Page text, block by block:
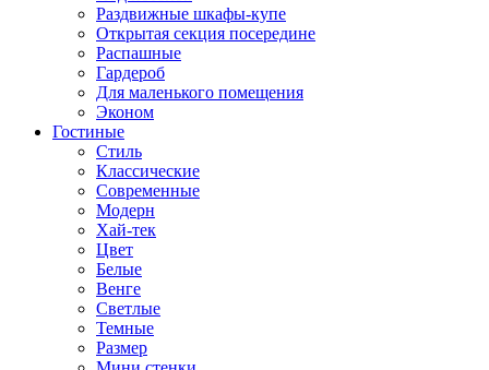
Раздвижные шкафы-купе
Открытая секция посередине
Распашные
Гардероб
Для маленького помещения
Эконом
Гостиные
Стиль
Классические
Современные
Модерн
Хай-тек
Цвет
Белые
Венге
Светлые
Темные
Размер